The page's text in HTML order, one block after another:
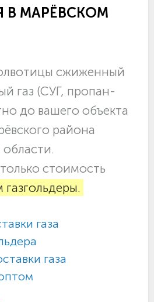
В МАРЁВСКОМ
сжиженный
газ (СУГ, пропан-
до вашего объекта
района
стоимость
газгольдеры.
газа
газа